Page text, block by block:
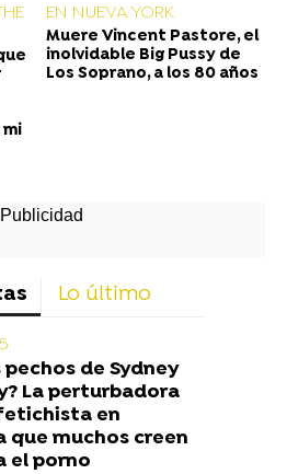
mi
EN NUEVA YORK
Muere Vincent Pastore, el
inolvidable Big Pussy de
Los Soprano, a los 80 años
Lo último
pechos de Sydney
La perturbadora
en
que muchos creen
el porno